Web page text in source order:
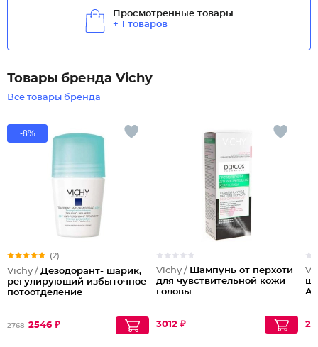
Просмотренные товары
+ 1 товаров
Товары бренда Vichy
Все товары бренда
-8%
(2)
Vichy / Дезодорант- шарик,
регулирующий избыточное
потоотделение
2768 2546 ₽
Vichy / Шампунь от перхоти
для чувствительной кожи
головы
3012 ₽